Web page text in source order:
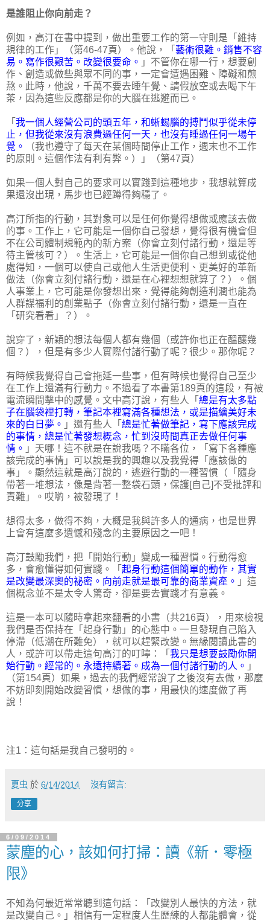
是誰阻止你向前走？
例如，高汀在書中提到，做出重要工作的第一守則是「維持
規律的工作」（第46-47頁）。他說，「 藝術很難。銷售不容
易。寫作很艱苦。改變很要命。 」不管你在哪一行，想要創
作、創造或做些與眾不同的事，一定會遭遇困難、障礙和煎
熬。此時，他說，千萬不要去睡午覺、請假放空或去喝下午
茶，因為這些反應都是你的大腦在逃避而已。
「 我一個人經營公司的頭五年，和蜥蜴腦的搏鬥似乎從未停
止，但我從來沒有浪費過任何一天，也沒有睡過任何一場午
覺。
（我也遵守了每天在某個時間停止工作，週末也不工作
的原則。這個作法有利有弊。）」（第47頁）
如果一個人對自己的要求可以實踐到這種地步，我想就算成
果還沒出現，馬步也已經蹲得夠穩了。
高汀所指的行動，其對象可以是任何你覺得想做或應該去做
的事。工作上，它可能是一個你自己發想，覺得很有機會但
不在公司體制規範內的新方案（你會立刻付諸行動，還是等
待主管核可？）。生活上，它可能是一個你自己想到或從他
處得知，一個可以使自己或他人生活更便利、更美好的革新
做法（你會立刻付諸行動，還是在心裡想想就算了？）。個
人事業上，它可能是你發想出來，覺得能夠創造利潤也能為
人群謀福利的創業點子（你會立刻付諸行動，還是一直在
「研究看看」？）。
說穿了，新穎的想法每個人都有幾個（或許你也正在醞釀幾
個？），但是有多少人實際付諸行動了呢？很少。那你呢？
有時候我覺得自己會拖延一些事，但有時候也覺得自己至少
在工作上還滿有行動力。不過看了本書第189頁的這段，有被
電流瞬間擊中的感覺。文中高汀說，有些人「 總是有太多點
子在腦袋裡打轉，筆記本裡寫滿各種想法，或是描繪美好未
來的白日夢。 」還有些人「 總是忙著做筆記，寫下應該完成
的事情，總是忙著發想概念，忙到沒時間真正去做任何事
情。 」天哪！這不就是在說我嗎？不瞞各位，「寫下各種應
該完成的事情」可以說是我的興趣以及我覺得「應該做的
事」。顯然這就是高汀說的，逃避行動的一種習慣（「隨身
帶著一堆想法，像是背著一整袋石頭，保護[自己]不受批評和
責難」。哎喲，被發現了！
想得太多，做得不夠，大概是我與許多人的通病，也是世界
上會有這麼多遺憾和殘念的主要原因之一吧！
高汀鼓勵我們，把「開始行動」變成一種習慣。行動得愈
多，會愈懂得如何實踐。「 起身行動這個簡單的動作，其實
是改變最深奧的祕密。向前走就是最可靠的商業資產。 」這
個概念並不是太令人驚奇，卻是要去實踐才有意義。
這是一本可以隨時拿起來翻看的小書（共216頁），用來檢視
我們是否保持在「起身行動」的心態中。一旦發現自己陷入
停滯（低潮在所難免），就可以趕緊改變。無緣閱讀此書的
人，或許可以帶走這句高汀的叮嚀：「 我只是想要鼓勵你開
始行動。經常的。永遠持續著。成為一個付諸行動的人。 」
（第154頁）如果，過去的我們經常說了之後沒有去做，那麼
不妨即刻開始改變習慣，想做的事，用最快的速度做了再
說！
注1：這句話是我自己發明的。
夏虫 於 6/14/2014 沒有留言:
分享
6/09/2014
蒙塵的心，該如何打掃：讀《新．零極
限》
不知為何最近常常聽到這句話：「改變別人最快的方法，就
是改變自己。」相信有一定程度人生歷練的人都能體會，從